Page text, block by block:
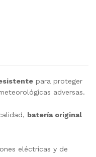
para proteger
adversas.
batería original
eléctricas y de